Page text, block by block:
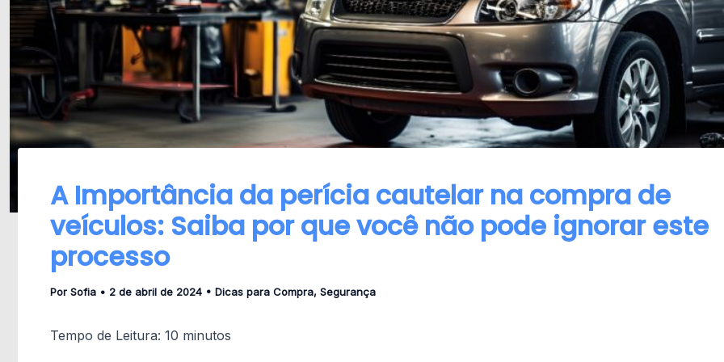
A Importância da perícia cautelar na compra de
veículos: Saiba por que você não pode ignorar este
processo
Por Sofia • 2 de abril de 2024 • Dicas para Compra, Segurança
Tempo de Leitura: 10 minutos